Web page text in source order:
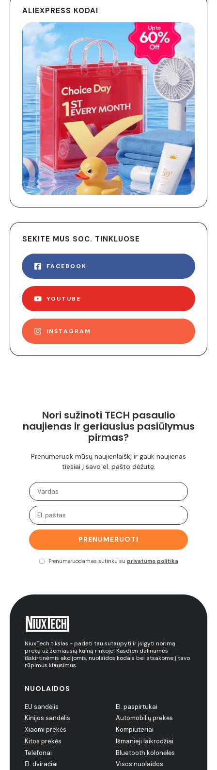
ALIEXPRESS KODAI
SEKITE MUS SOC. TINKLUOSE
FACEBOOK
YOUTUBE
INSTAGRAM
Nori sužinoti TECH pasaulio
naujienas ir geriausius pasiūlymus
pirmas?
Prenumeruok mūsų naujienlaiškį ir gauk naujienas
tiesiai į savo el. pašto dėžutę.
PRENUMERUOTI
Prenumeruodamas sutinku su privatumo politika
NiuxTech tikslas - padėti tau sutaupyti ir įsigyti norimą
prekę už žemiausią kainą rinkoje! Kasdien dalinamės
išskirtinėmis akcijomis, nuolaidos kodais bei atsakome į tavo
rūpimus klausimus.
NUOLAIDOS
EU sandėlis
Kinijos sandėlis
Xiaomi prekės
Kitos prekės
Telefonai
El. dviračiai
El. paspirtukai
Automobilių prekės
Kompiuteriai
Išmanieji laikrodžiai
Bluetooth kolonėlės
Visos nuolaidos